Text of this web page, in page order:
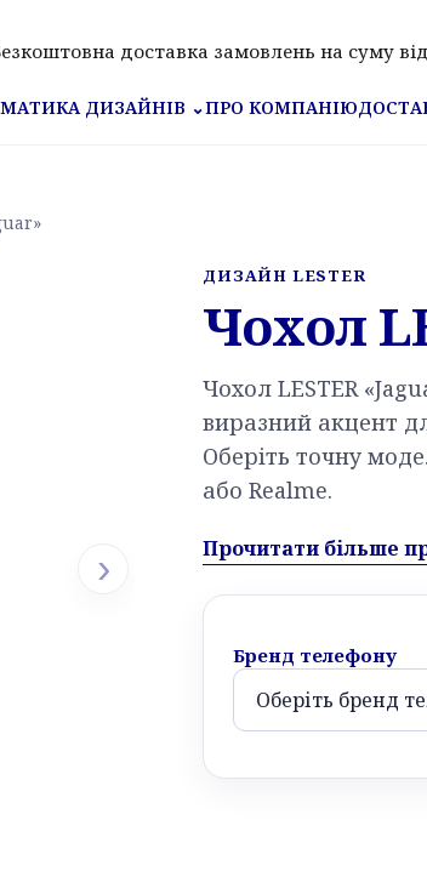
доставка замовлень на суму
ДИЗАЙНІВ ⌄ПРО КОМПАНІЮ
›
ДИЗАЙН LESTER
Чохол
Чохол LESTER
виразний акцент
Оберіть точну
або Realme.
Прочитати більше
Бренд телефону